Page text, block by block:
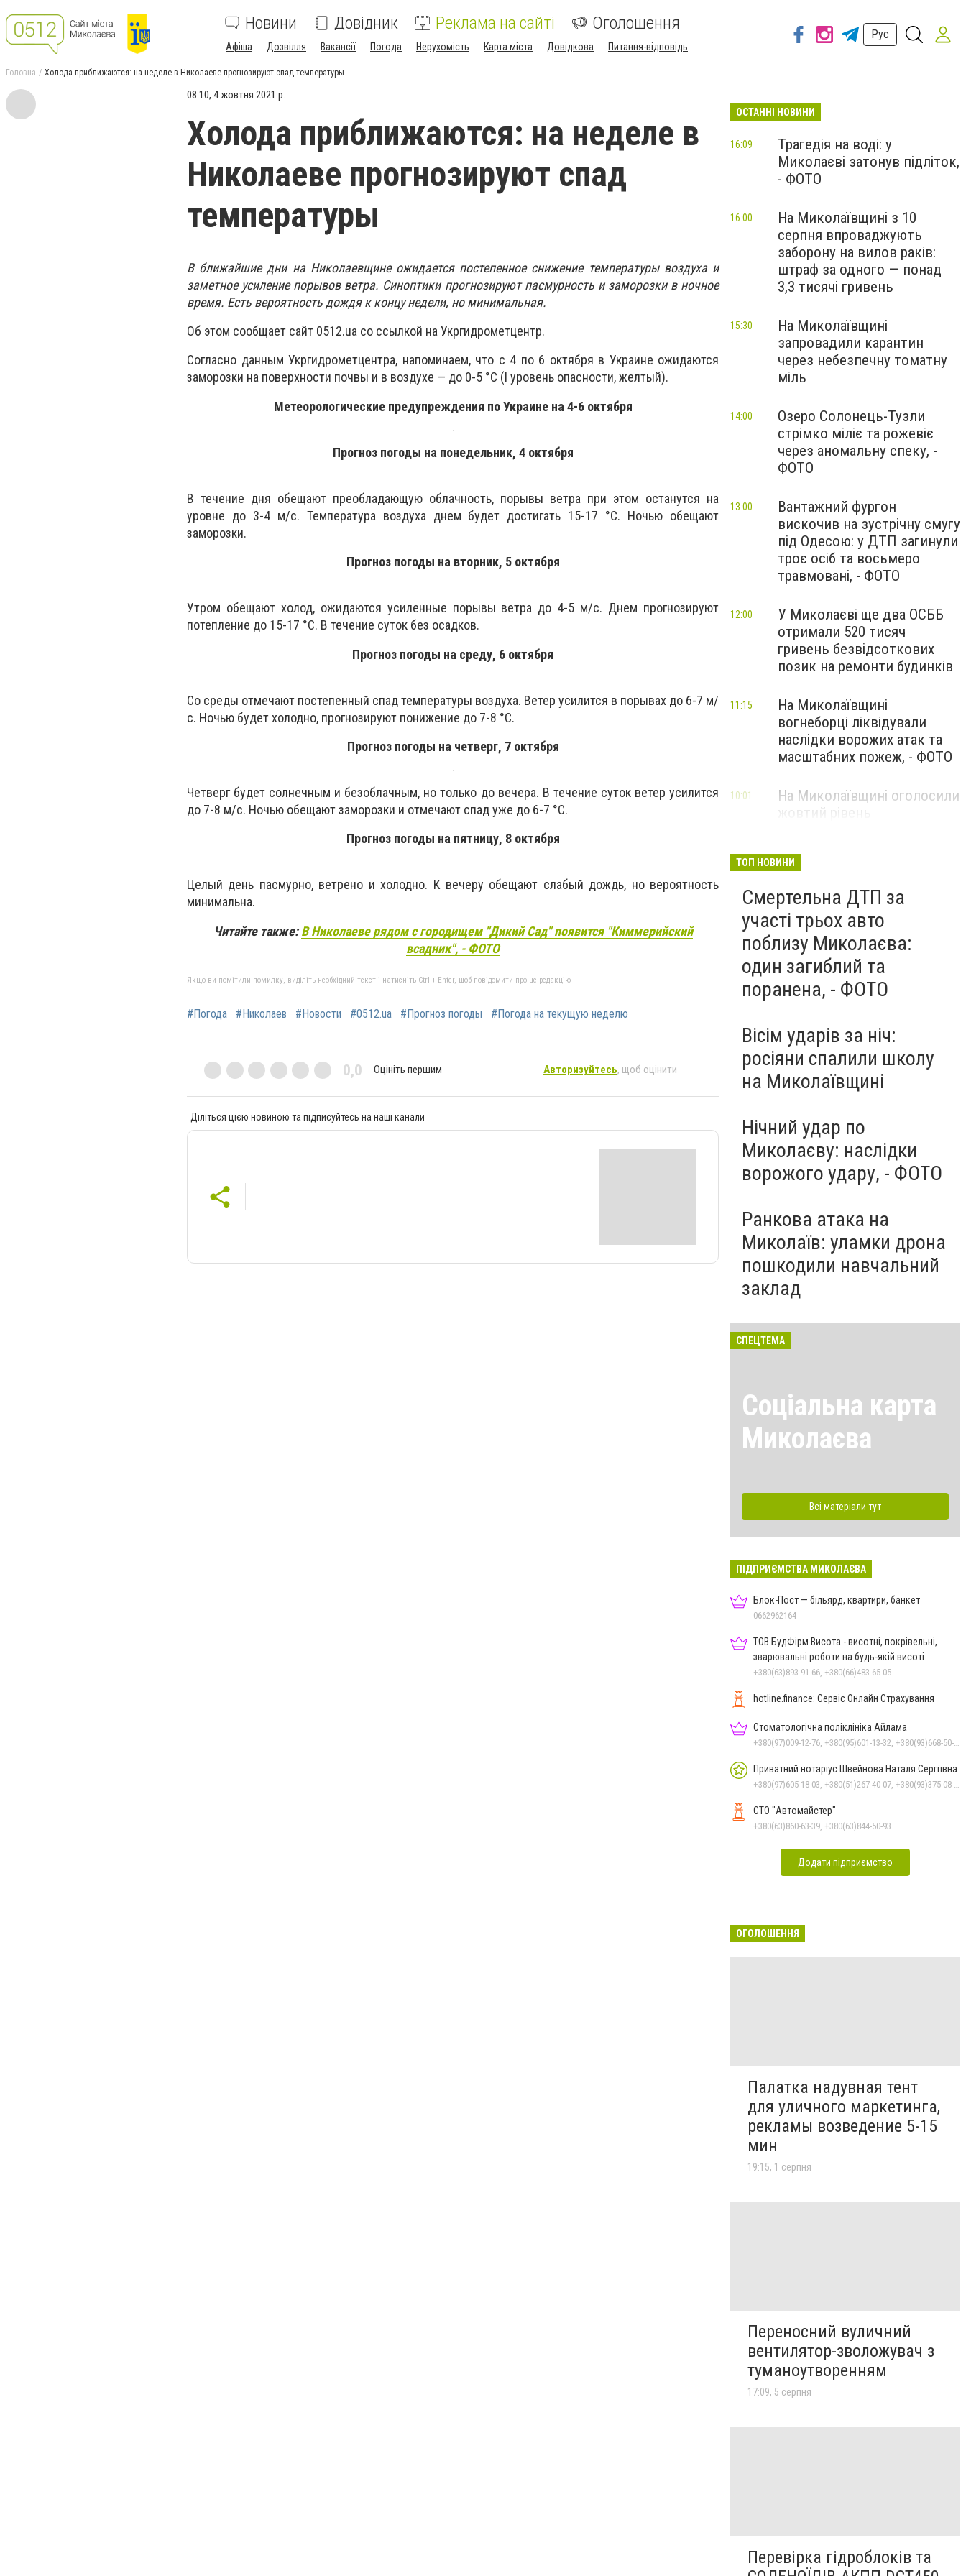
Новини Довідник Реклама на сайті Оголошення
Афіша Дозвілля Вакансії Погода Нерухомість Карта міста Довідкова Питання-відповідь
Рус
Головна Холода приближаются: на неделе в Николаеве прогнозируют спад температуры
08:10, 4 жовтня 2021 р.
Холода приближаются: на неделе в
Николаеве прогнозируют спад
температуры
В ближайшие дни на Николаевщине ожидается постепенное снижение температуры воздуха и
заметное усиление порывов ветра. Синоптики прогнозируют пасмурность и заморозки в ночное
время. Есть вероятность дождя к концу недели, но минимальная.
Об этом сообщает сайт 0512.ua со ссылкой на Укргидрометцентр.
Согласно данным Укргидрометцентра, напоминаем, что с 4 по 6 октября в Украине ожидаются
заморозки на поверхности почвы и в воздухе — до 0-5 °С (I уровень опасности, желтый).
Метеорологические предупреждения по Украине на 4-6 октября
Прогноз погоды на понедельник, 4 октября
В течение дня обещают преобладающую облачность, порывы ветра при этом останутся на
уровне до 3-4 м/с. Температура воздуха днем будет достигать 15-17 °С. Ночью обещают
заморозки.
Прогноз погоды на вторник, 5 октября
Утром обещают холод, ожидаются усиленные порывы ветра до 4-5 м/с. Днем прогнозируют
потепление до 15-17 °С. В течение суток без осадков.
Прогноз погоды на среду, 6 октября
Со среды отмечают постепенный спад температуры воздуха. Ветер усилится в порывах до 6-7 м/
с. Ночью будет холодно, прогнозируют понижение до 7-8 °С.
Прогноз погоды на четверг, 7 октября
Четверг будет солнечным и безоблачным, но только до вечера. В течение суток ветер усилится
до 7-8 м/с. Ночью обещают заморозки и отмечают спад уже до 6-7 °С.
Прогноз погоды на пятницу, 8 октября
Целый день пасмурно, ветрено и холодно. К вечеру обещают слабый дождь, но вероятность
минимальна.
Читайте также:В Николаеве рядом с городищем "Дикий Сад" появится "Киммерийский
всадник", - ФОТО
Якщо ви помітили помилку, виділіть необхідний текст і натисніть Ctrl + Enter, щоб повідомити про це редакцію
#Погода #Николаев #Новости #0512.ua #Прогноз погоды #Погода на текущую неделю
0,0 Оцініть першим Авторизуйтесь, щоб оцінити
Діліться цією новиною та підписуйтесь на наші канали
ОСТАННІ НОВИНИ
Трагедія на воді: у
Миколаєві затонув підліток,
- ФОТО
16:09
На Миколаївщині з 10
серпня впроваджують
заборону на вилов раків:
штраф за одного — понад
3,3 тисячі гривень
16:00
На Миколаївщині
запровадили карантин
через небезпечну томатну
міль
15:30
Озеро Солонець-Тузли
стрімко міліє та рожевіє
через аномальну спеку, -
ФОТО
14:00
Вантажний фургон
вискочив на зустрічну смугу
під Одесою: у ДТП загинули
троє осіб та восьмеро
травмовані, - ФОТО
13:00
У Миколаєві ще два ОСББ
отримали 520 тисяч
гривень безвідсоткових
позик на ремонти будинків
12:00
На Миколаївщині
вогнеборці ліквідували
наслідки ворожих атак та
масштабних пожеж, - ФОТО
11:15
На Миколаївщині оголосили
жовтий рівень
10:01
ТОП НОВИНИ
Смертельна ДТП за
участі трьох авто
поблизу Миколаєва:
один загиблий та
поранена, - ФОТО
Вісім ударів за ніч:
росіяни спалили школу
на Миколаївщині
Нічний удар по
Миколаєву: наслідки
ворожого удару, - ФОТО
Ранкова атака на
Миколаїв: уламки дрона
пошкодили навчальний
заклад
СПЕЦТЕМА
Соціальна карта
Миколаєва
Всі матеріали тут
ПІДПРИЄМСТВА МИКОЛАЄВА
Блок-Пост — більярд, квартири, банкет
0662962164
ТОВ БудФірм Висота - висотні, покрівельні,
зварювальні роботи на будь-якій висоті
+380(63)893-91-66, +380(66)483-65-05
hotline.finance: Сервіс Онлайн Страхування
Стоматологічна поліклініка Айлама
Приватний нотаріус Швейнова Наталя Сергіївна
СТО "Автомайстер"
+380(63)860-63-39, +380(63)844-50-93
Додати підприємство
ОГОЛОШЕННЯ
Палатка надувная тент
для уличного маркетинга,
рекламы возведение 5-15
мин
19:15, 1 серпня
Переносний вуличний
вентилятор-зволожувач з
туманоутворенням
17:09, 5 серпня
Перевірка гідроблоків та